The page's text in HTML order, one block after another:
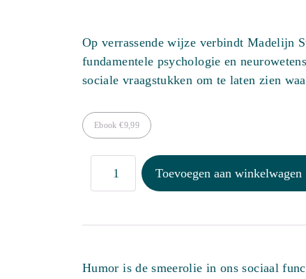
Op verrassende wijze verbindt Madelijn
fundamentele psychologie en
sociale vraagstukken om te laten zien
Ebook€9,99
van
vier
Toevoegen aan winkelwagen
Humor is de smeerolie in ons sociaal